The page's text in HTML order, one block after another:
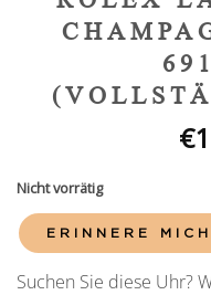
€
Nicht vorrätig
ERINNERE MICH
Suchen Sie diese Uhr?